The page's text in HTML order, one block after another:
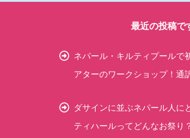
最近の投稿で
ネパール・キルティプールで
アターのワークショップ！通
ダサインに並ぶネパール人に
ティハールってどんなお祭り